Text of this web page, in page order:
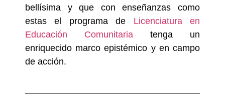
bellísima y que con enseñanzas como
estas el programa de Licenciatura en
Educación Comunitaria tenga un
enriquecido marco epistémico y en campo
de acción.